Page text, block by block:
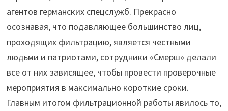
агентов германских спецслужб. Прекрасно
осознавая, что подавляющее большинство лиц,
проходящих фильтрацию, является честными
людьми и патриотами, сотрудники «Смерш» делали
все от них зависящее, чтобы провести проверочные
мероприятия в максимально короткие сроки.
Главным итогом фильтрационной работы явилось то,